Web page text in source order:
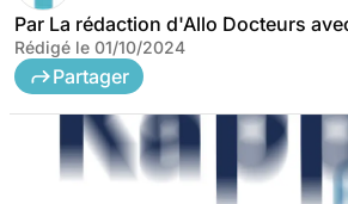
Par La rédaction d'Allo Docteurs
Rédigé le 01/10/2024
Partager